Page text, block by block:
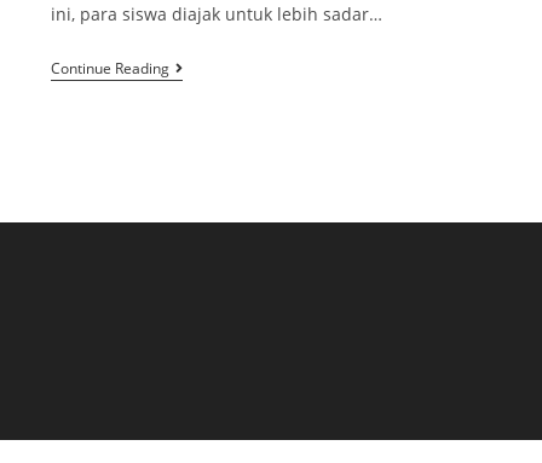
ini, para siswa diajak untuk lebih sadar…
Continue Reading